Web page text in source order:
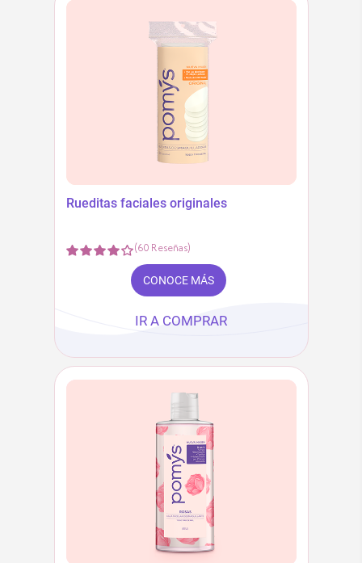
Rueditas faciales originales
(60 Reseñas)
CONOCE MÁS
IR A COMPRAR